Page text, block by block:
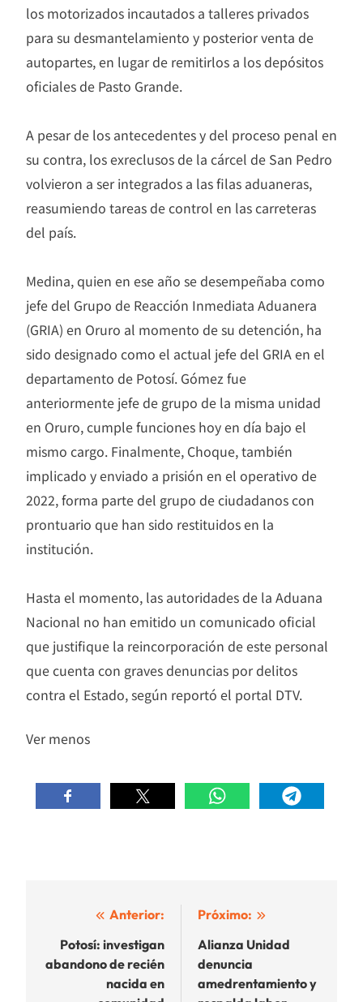
los motorizados incautados a talleres privados
para su desmantelamiento y posterior venta de
autopartes, en lugar de remitirlos a los depósitos
oficiales de Pasto Grande.
A pesar de los antecedentes y del proceso penal en
su contra, los exreclusos de la cárcel de San Pedro
volvieron a ser integrados a las filas aduaneras,
reasumiendo tareas de control en las carreteras
del país.
Medina, quien en ese año se desempeñaba como
jefe del Grupo de Reacción Inmediata Aduanera
(GRIA) en Oruro al momento de su detención, ha
sido designado como el actual jefe del GRIA en el
departamento de Potosí. Gómez fue
anteriormente jefe de grupo de la misma unidad
en Oruro, cumple funciones hoy en día bajo el
mismo cargo. Finalmente, Choque, también
implicado y enviado a prisión en el operativo de
2022, forma parte del grupo de ciudadanos con
prontuario que han sido restituidos en la
institución.
Hasta el momento, las autoridades de la Aduana
Nacional no han emitido un comunicado oficial
que justifique la reincorporación de este personal
que cuenta con graves denuncias por delitos
contra el Estado, según reportó el portal DTV.
Ver menos
Navegación
de
entradas
Anterior:
Potosí: investigan
abandono de recién
nacida en
Próximo:
Alianza Unidad
denuncia
amedrentamiento y